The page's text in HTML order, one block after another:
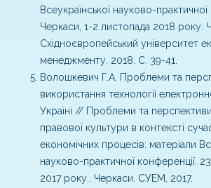
Всеукраїнської науково-практичної
Черкаси, 1-2 листопада 2018 року.
Східноєвропейський університет
менеджменту, 2018. С. 39-41.
Волошкевич Г.А. Проблеми та
використання технології
Україні // Проблеми та
правової культури в контексті
економічних процесів: матеріали
науково-практичної конференції.
2017 року.. Черкаси. СУЕМ, 2017.